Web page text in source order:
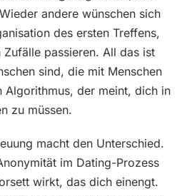
andere wünschen sich
des ersten Treffens,
passieren. All das ist
sind, die mit Menschen
Algorithmus, der meint, dich in
zu müssen.
macht den Unterschied.
im Dating-Prozess
wirkt, das dich einengt.